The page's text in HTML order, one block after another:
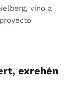
vino a
exrehén